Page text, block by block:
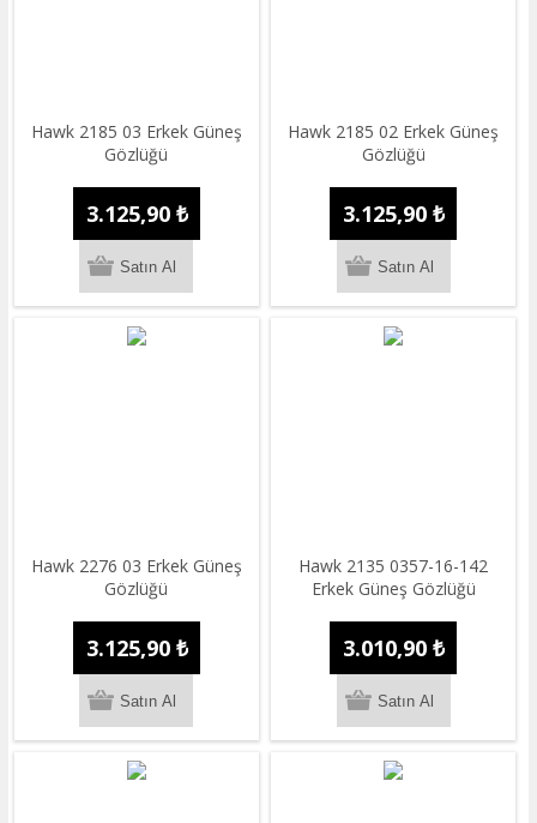
Hawk 2185 03 Erkek Güneş
Gözlüğü
3.125,90 ₺
Hawk 2185 02 Erkek Güneş
Gözlüğü
3.125,90 ₺
Hawk 2276 03 Erkek Güneş
Gözlüğü
3.125,90 ₺
Hawk 2135 0357-16-142
Erkek Güneş Gözlüğü
3.010,90 ₺